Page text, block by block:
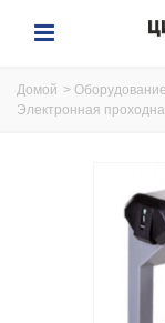
Домой >
Электронная